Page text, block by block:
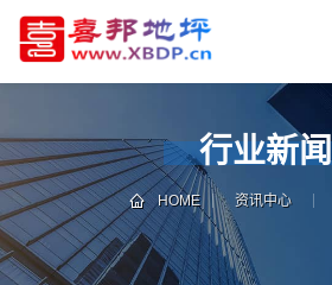
页
中
心
技
术
支
持
资
讯
行业新闻
HOME 资讯中心